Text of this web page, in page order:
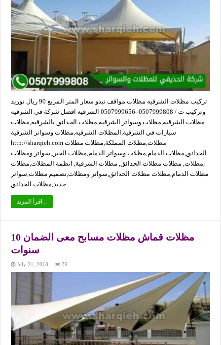
تركيب مظلات الشرقيه مظلات مواقف تبدو سعار المتر المربع 90 ريال توريد
وتركيب ت / 0507999808–0507999656 الشرقيه افضل شركة في الشرقيه
مظلات الشرقية,مظلات وسواتر الشرقية,مظلات الحدائق بالشرقية,مظلات
سيارات في الشرقية,المظلات الشرقيه,مظلات وسواتر الشرقية
http://sharqieh.com مظلات,مظلات المملكة,مظلات مظلات
الحدائق,مظلات الدمام,مظلات وسواتر الدمام,مظلات الخبر,,سواتر ومظلات
,مظلات, مظلات مظلات الحدائق, مظلات الشرقية, انظمة المظلات,مظلات
مظلات الدمام,مظلات مظلات الحدائق,سواتر ومظلات,تصميم مظلات,سواتر
حديد,مظلات الحدائق …
اقرأ المزيد ..
مظلات قماش مظلات مسابح معى الضمان 10
سنوات
July 21, 2018 39